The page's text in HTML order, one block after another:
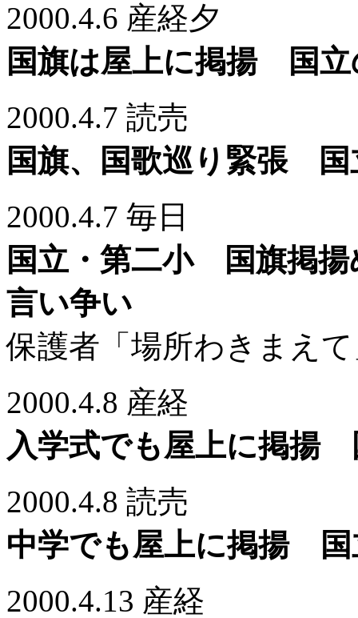
2000.4.6 産経夕
国旗は屋上に掲揚 国立
2000.4.7 読売
国旗、国歌巡り緊張 国
2000.4.7 毎日
国立・第二小 国旗掲揚
言い争い
保護者「場所わきまえ
2000.4.8 産経
入学式でも屋上に掲揚
2000.4.8 読売
中学でも屋上に掲揚 国
2000.4.13 産経